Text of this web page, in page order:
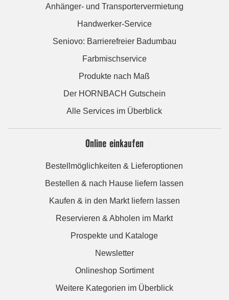
Anhänger- und Transportervermietung
Handwerker-Service
Seniovo: Barrierefreier Badumbau
Farbmischservice
Produkte nach Maß
Der HORNBACH Gutschein
Alle Services im Überblick
Online einkaufen
Bestellmöglichkeiten & Lieferoptionen
Bestellen & nach Hause liefern lassen
Kaufen & in den Markt liefern lassen
Reservieren & Abholen im Markt
Prospekte und Kataloge
Newsletter
Onlineshop Sortiment
Weitere Kategorien im Überblick